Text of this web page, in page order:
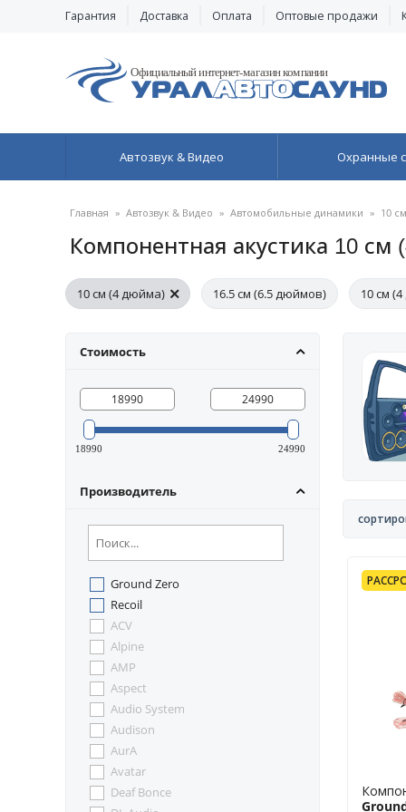
Гарантия Доставка Оплата Оптовые продажи
Автозвук & Видео Охранные
Главная » Автозвук & Видео » Автомобильные динамики » 10
Компонентная акустика 10
10 см (4 дюйма) 16.5 см (6.5 дюймов) 10 см
Стоимость
18990 24990
Производитель
Ground Zero
Recoil
ACV
Alpine
AMP
Aspect
Audio System
Audison
AurA
Avatar
Deaf Bonce